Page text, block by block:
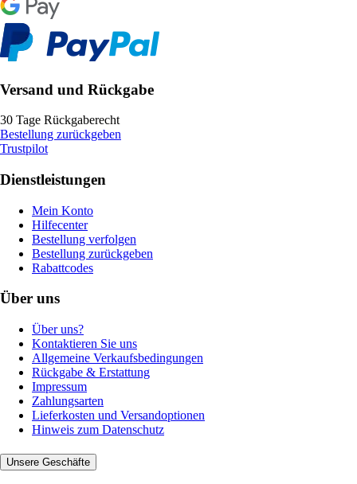
Versand und Rückgabe
30 Tage Rückgaberecht
Bestellung zurückgeben
Trustpilot
Dienstleistungen
Mein Konto
Hilfecenter
Bestellung verfolgen
Bestellung zurückgeben
Rabattcodes
Über uns
Über uns?
Kontaktieren Sie uns
Allgemeine Verkaufsbedingungen
Rückgabe & Erstattung
Impressum
Zahlungsarten
Lieferkosten und Versandoptionen
Hinweis zum Datenschutz
Unsere Geschäfte